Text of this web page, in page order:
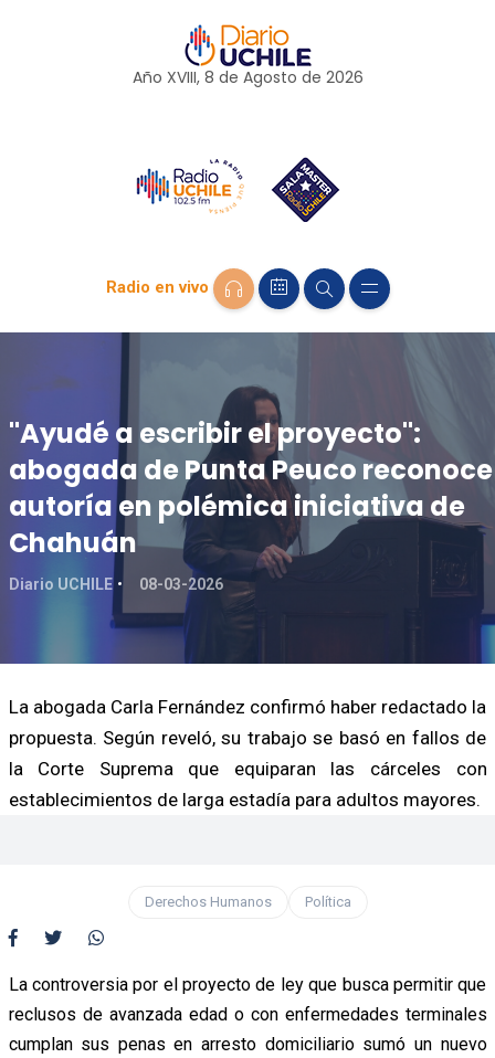
Año XVIII, 8 de Agosto de 2026
Radio en vivo
"Ayudé a escribir el proyecto":
abogada de Punta Peuco reconoce
autoría en polémica iniciativa de
Chahuán
Diario UCHILE 08-03-2026
La abogada Carla Fernández confirmó haber redactado la
propuesta. Según reveló, su trabajo se basó en fallos de
la Corte Suprema que equiparan las cárceles con
establecimientos de larga estadía para adultos mayores.
Derechos Humanos Política
La controversia por el proyecto de ley que busca permitir que
reclusos de avanzada edad o con enfermedades terminales
cumplan sus penas en arresto domiciliario sumó un nuevo